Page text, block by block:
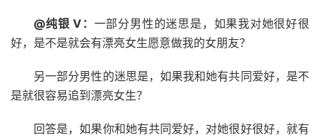
@纯银 V： 一部分男性的迷思是，如果我对她很好很
好，是不是就会有漂亮女生愿意做我的女朋友？
另一部分男性的迷思是，如果我和她有共同爱好，是不
是就很容易追到漂亮女生？
回答是，如果你和她有共同爱好，对她很好很好，就有